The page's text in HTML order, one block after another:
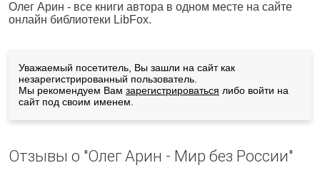
Олег Арин - все книги автора в одном месте на сайте
онлайн библиотеки LibFox.
Уважаемый посетитель, Вы зашли на сайт как
незарегистрированный пользователь.
Мы рекомендуем Вам зарегистрироваться либо войти на
сайт под своим именем.
Отзывы о "Олег Арин - Мир без России"